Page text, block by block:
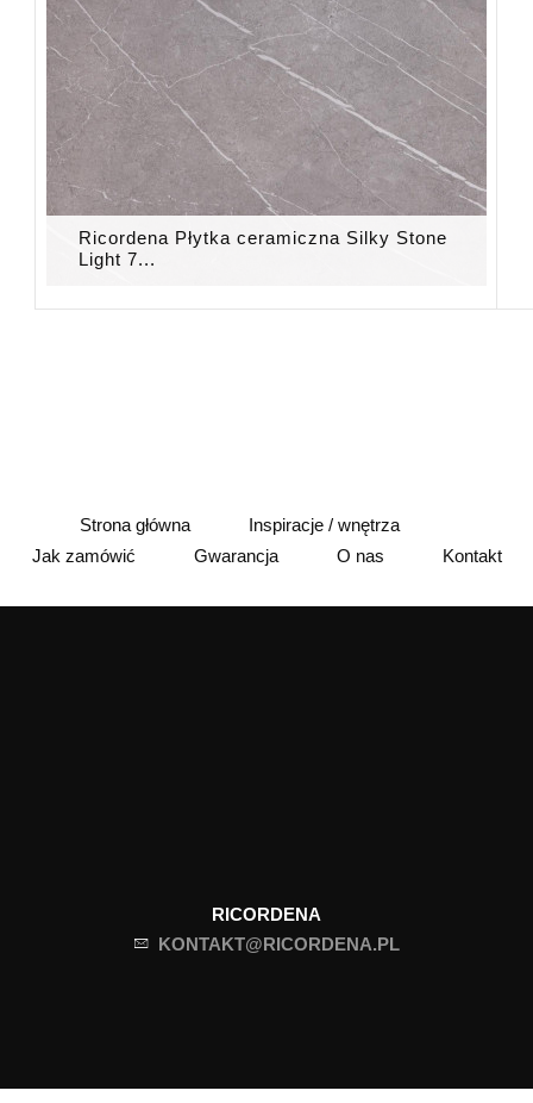
Ricordena Płytka ceramiczna Silky Stone
Light 7...
Strona główna
Inspiracje / wnętrza
Jak zamówić
Gwarancja O nas Kontakt
RICORDENA
KONTAKT@RICORDENA.PL